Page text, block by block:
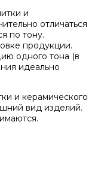
и
отличаться
по тону.
продукции.
одного тона (в
идеально
и керамического
вид изделий.